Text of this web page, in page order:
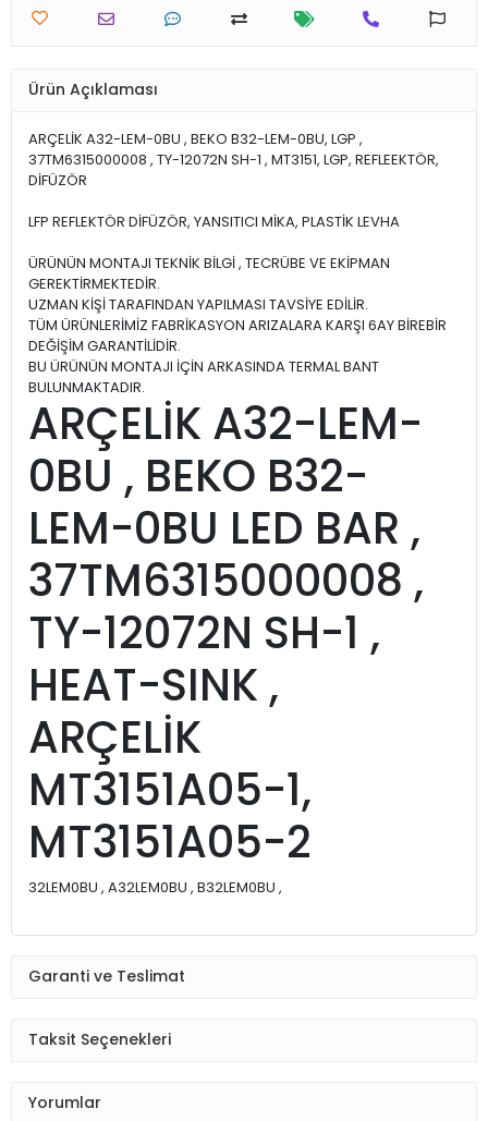
Ürün Açıklaması
ARÇELİK A32-LEM-0BU , BEKO B32-LEM-0BU, LGP ,
37TM6315000008 , TY-12072N SH-1 , MT3151, LGP, REFLEEKTÖR,
DİFÜZÖR
LFP REFLEKTÖR DİFÜZÖR, YANSITICI MİKA, PLASTİK LEVHA
ÜRÜNÜN MONTAJI TEKNİK BİLGİ , TECRÜBE VE EKİPMAN
GEREKTİRMEKTEDİR.
UZMAN KİŞİ TARAFINDAN YAPILMASI TAVSİYE EDİLİR.
TÜM ÜRÜNLERİMİZ FABRİKASYON ARIZALARA KARŞI 6AY BİREBİR
DEĞİŞİM GARANTİLİDİR.
BU ÜRÜNÜN MONTAJI İÇİN ARKASINDA TERMAL BANT
BULUNMAKTADIR.
ARÇELİK A32-LEM-
0BU , BEKO B32-
LEM-0BU LED BAR ,
37TM6315000008 ,
TY-12072N SH-1 ,
HEAT-SINK ,
ARÇELİK
MT3151A05-1,
MT3151A05-2
32LEM0BU , A32LEM0BU , B32LEM0BU ,
Garanti ve Teslimat
Taksit Seçenekleri
Yorumlar